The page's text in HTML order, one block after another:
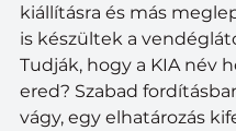
kiállításra és más
is készültek a
Tudják, hogy a KIA név
ered? Szabad
vágy, egy elhatározás